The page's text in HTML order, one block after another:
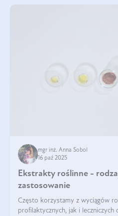
mgr inż. Anna Sobol
16 paź 2025
Ekstrakty roślinne -
zastosowanie
Często korzystamy z wyciągów
profilaktycznych, jak i leczniczych